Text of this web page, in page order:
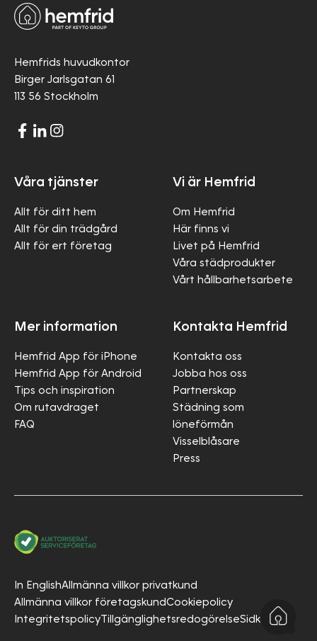
Hemfrids huvudkontor
Birger Jarlsgatan 61
113 56 Stockholm
Våra tjänster
Allt för ditt hem
Allt för din trädgård
Allt för ert företag
Vi är Hemfrid
Om Hemfrid
Här finns vi
Livet på Hemfrid
Våra städprodukter
Vårt hållbarhetsarbete
Mer information
Hemfrid App för iPhone
Hemfrid App för Android
Tips och inspiration
Om rutavdraget
FAQ
Kontakta Hemfrid
Kontakta oss
Jobba hos oss
Partnerskap
Städning som
löneförmån
Visselblåsare
Press
In EnglishAllmänna villkor privatkund
Allmänna villkor företagskundCookiepolicy
IntegritetspolicyTillgänglighetsredogörelseSidkarta